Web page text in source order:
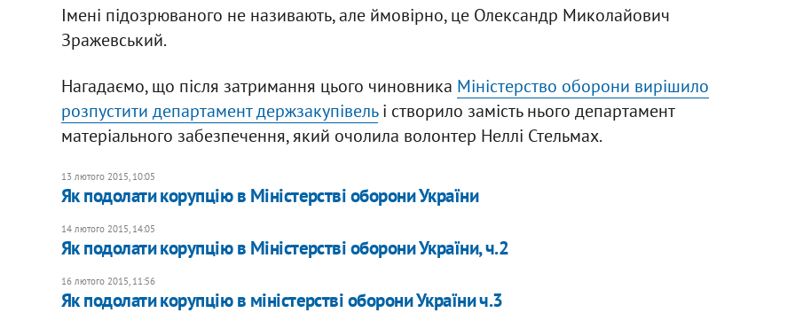
Імені підозрюваного не називають, але ймовірно, це Олександр Миколайович
Зражевський.
Нагадаємо, що після затримання цього чиновника Міністерство оборони вирішило
розпустити департамент держзакупівельі створило замість нього департамент
матеріального забезпечення, який очолила волонтер Неллі Стельмах.
13 лютого 2015, 10:05
Як подолати корупцію в Міністерстві оборони України
14 лютого 2015, 14:05
Як подолати корупцію в Міністерстві оборони України, ч.2
16 лютого 2015, 11:56
Як подолати корупцію в міністерстві оборони України ч.3